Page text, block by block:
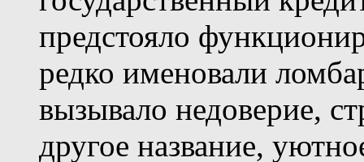
предстояло
редко именовали
вызывало недоверие,
другое название,